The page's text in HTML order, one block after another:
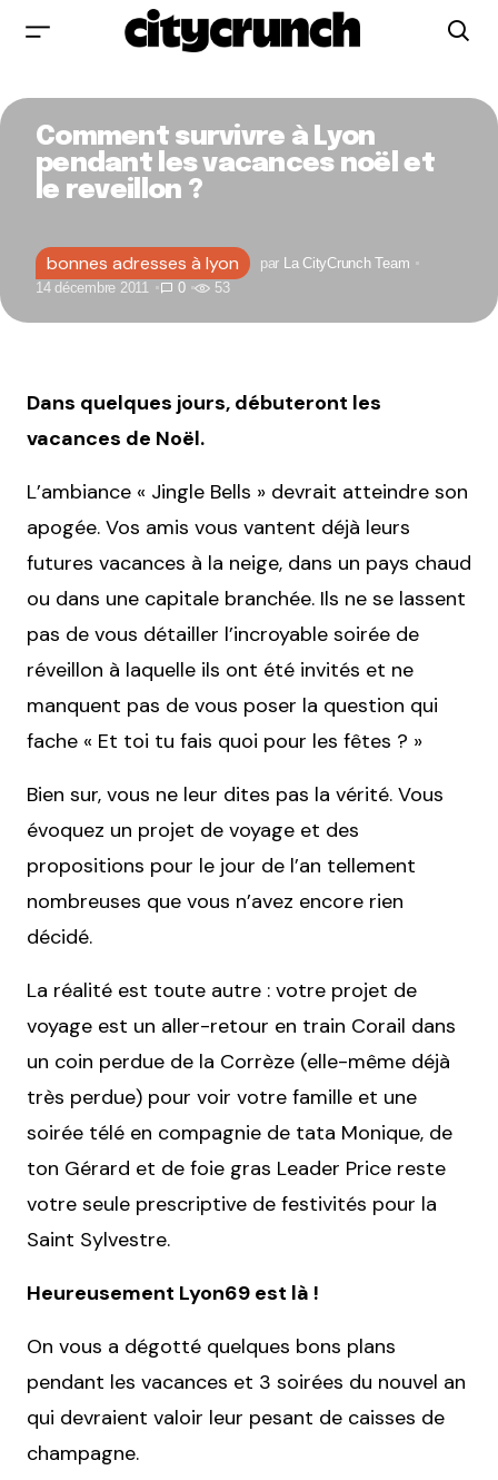
Comment survivre à Lyon
pendant les vacances noël et
le reveillon ?
bonnes adresses à lyon par La CityCrunch Team
14 décembre 2011
0 53
Dans quelques jours, débuteront les
vacances de Noël.
L’ambiance « Jingle Bells » devrait atteindre son
apogée. Vos amis vous vantent déjà leurs
futures vacances à la neige, dans un pays chaud
ou dans une capitale branchée. Ils ne se lassent
pas de vous détailler l’incroyable soirée de
réveillon à laquelle ils ont été invités et ne
manquent pas de vous poser la question qui
fache « Et toi tu fais quoi pour les fêtes ? »
Bien sur, vous ne leur dites pas la vérité. Vous
évoquez un projet de voyage et des
propositions pour le jour de l’an tellement
nombreuses que vous n’avez encore rien
décidé.
La réalité est toute autre : votre projet de
voyage est un aller-retour en train Corail dans
un coin perdue de la Corrèze (elle-même déjà
très perdue) pour voir votre famille et une
soirée télé en compagnie de tata Monique, de
ton Gérard et de foie gras Leader Price reste
votre seule prescriptive de festivités pour la
Saint Sylvestre.
Heureusement Lyon69 est là !
On vous a dégotté quelques bons plans
pendant les vacances et 3 soirées du nouvel an
qui devraient valoir leur pesant de caisses de
champagne.